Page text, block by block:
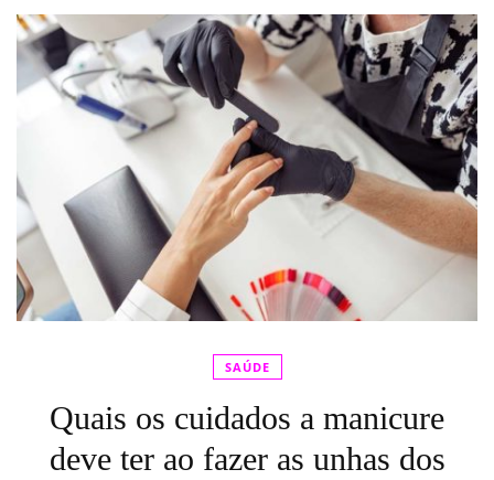
SAÚDE
Quais os cuidados a manicure
deve ter ao fazer as unhas dos